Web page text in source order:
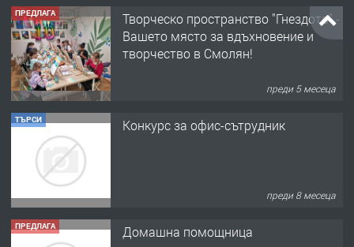
ПРЕДЛАГА
Творческо пространство "Гнездото" -
Вашето място за вдъхновение и
творчество в Смолян!
преди 5 месеца
ТЪРСИ Конкурс за офис-сътрудник
преди 8 месеца
ПРЕДЛАГА Домашна помощница